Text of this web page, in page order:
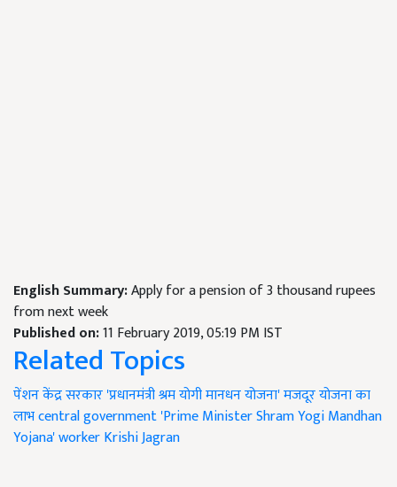
English Summary:Apply for a pension of 3 thousand rupees
from next week
Published on:11 February 2019, 05:19 PM IST
Related Topics
पेंशनकेंद्र सरकार'प्रधानमंत्री श्रम योगी मानधन योजना'मजदूरयोजना का
लाभcentral government'Prime Minister Shram Yogi Mandhan
Yojana'workerKrishi Jagran